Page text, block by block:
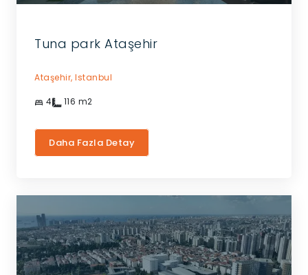
Tuna park Ataşehir
Ataşehir, Istanbul
4 116 m2
Daha Fazla Detay